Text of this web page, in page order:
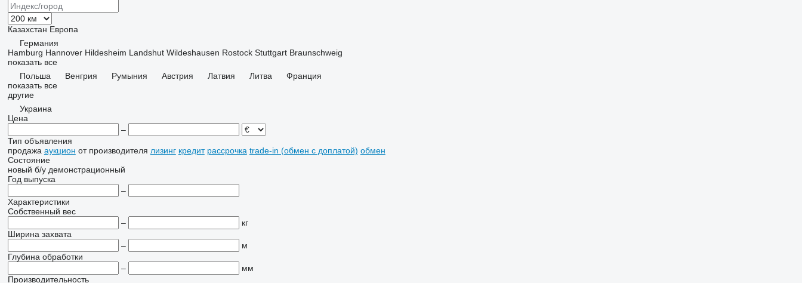
Казахстан Европа
Германия
Hamburg Hannover Hildesheim Landshut Wildeshausen Rostock Stuttgart Braunschweig
показать все
Польша
Венгрия Румыния Австрия Латвия Литва
Франция
показать все
другие
Украина
Цена
–
Тип объявления
продажа аукцион от производителя лизинг кредит рассрочка trade-in (обмен с доплатой) обмен
Состояние
новый б/у демонстрационный
Год выпуска
–
Характеристики
Собственный вес
–
кг
Ширина захвата
–
м
Глубина обработки
–
мм
Производительность